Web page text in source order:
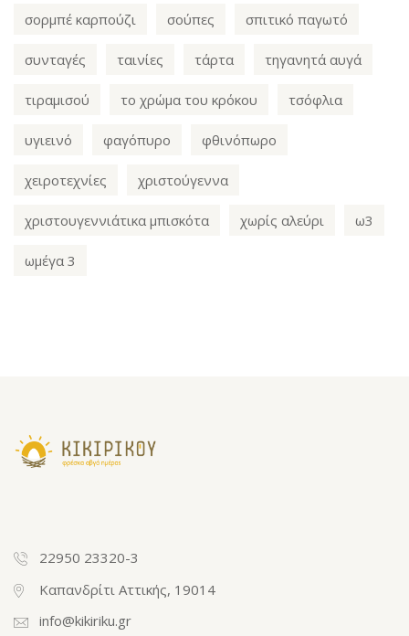
σορμπέ καρπούζι σούπες σπιτικό παγωτό
συνταγές ταινίες τάρτα τηγανητά αυγά
τιραμισού το χρώμα του κρόκου τσόφλια
υγιεινό φαγόπυρο φθινόπωρο
χειροτεχνίες χριστούγεννα
χριστουγεννιάτικα μπισκότα χωρίς αλεύρι ω3
ωμέγα 3
22950 23320-3
Καπανδρίτι Αττικής, 19014
info@kikiriku.gr